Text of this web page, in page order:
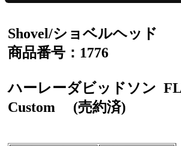
Shovel/ショベルヘッド
商品番号：1776
ハーレーダビッドソン
Custom
(売約済)